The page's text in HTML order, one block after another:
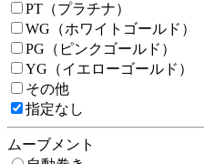
PT（プラチナ）
WG（ホワイトゴールド）
PG（ピンクゴールド）
YG（イエローゴールド）
その他
指定なし
ムーブメント